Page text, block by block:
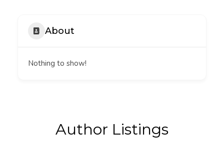
About
Nothing to show!
Author Listings